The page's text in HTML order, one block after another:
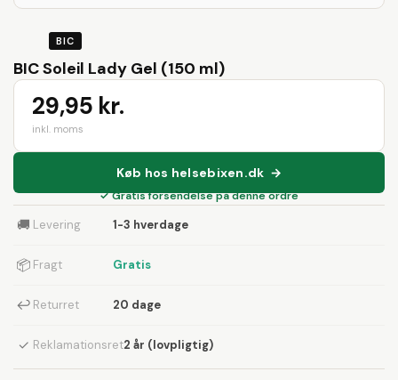
BIC
BIC Soleil Lady Gel (150 ml)
29,95 kr.
inkl. moms
Køb hos helsebixen.dk →
✓ Gratis forsendelse på denne ordre
🚚 Levering 1-3 hverdage
📦 Fragt Gratis
↩ Returret 20 dage
✓ Reklamationsret2 år (lovpligtig)